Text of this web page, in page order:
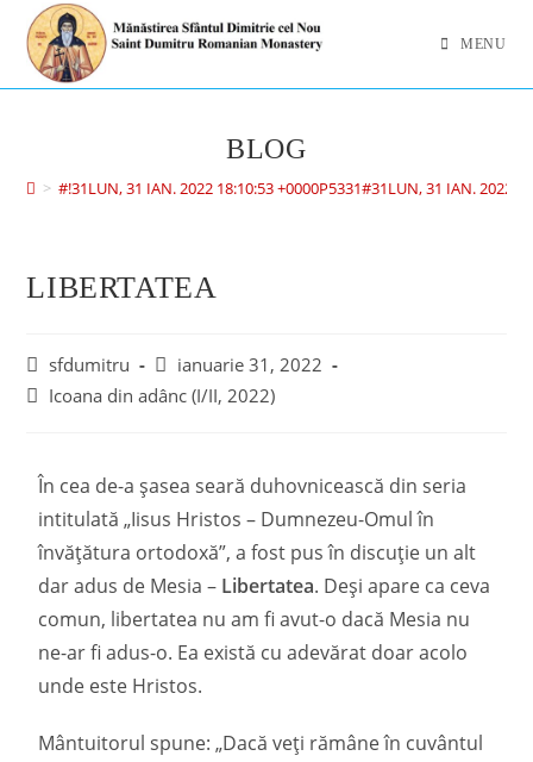
MENU
BLOG
> #!31LUN, 31 IAN. 2022 18:10:53 +0000P5331#31LUN, 31 IAN. 2022
LIBERTATEA
sfdumitru
ianuarie 31, 2022
Icoana din adânc (I/II, 2022)
În cea de-a șasea seară duhovnicească din seria
intitulată „Iisus Hristos – Dumnezeu-Omul în
învățătura ortodoxă”, a fost pus în discuție un alt
dar adus de Mesia – Libertatea. Deși apare ca ceva
comun, libertatea nu am fi avut-o dacă Mesia nu
ne-ar fi adus-o. Ea există cu adevărat doar acolo
unde este Hristos.
Mântuitorul spune: „Dacă veți rămâne în cuvântul